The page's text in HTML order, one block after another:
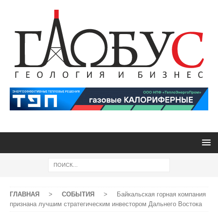
ГЛАВНАЯ > СОБЫТИЯ >
Байкальская горная компания
признана лучшим стратегическим инвестором Дальнего Востока